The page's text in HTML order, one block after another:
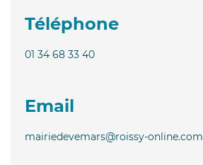
Téléphone
01 34 68 33 40
Email
mairiedevemars@roissy-online.com